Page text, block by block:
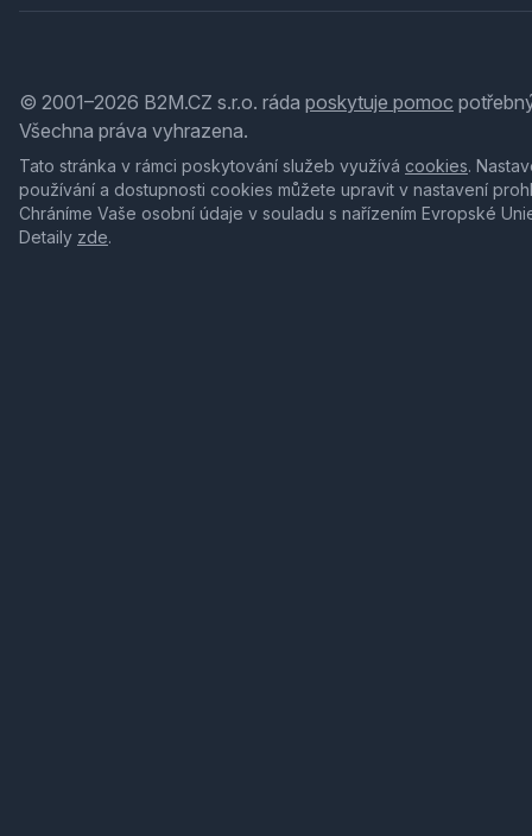
© 2001–2026 B2M.CZ s.r.o. ráda poskytuje pomoc
Všechna práva vyhrazena.
Tato stránka v rámci poskytování služeb využívá cookies.
používání a dostupnosti cookies můžete upravit v nastavení
Chráníme Vaše osobní údaje v souladu s nařízením Evropské
Detaily zde.